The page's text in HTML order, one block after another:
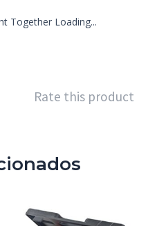
Together Loading...
Rate this product